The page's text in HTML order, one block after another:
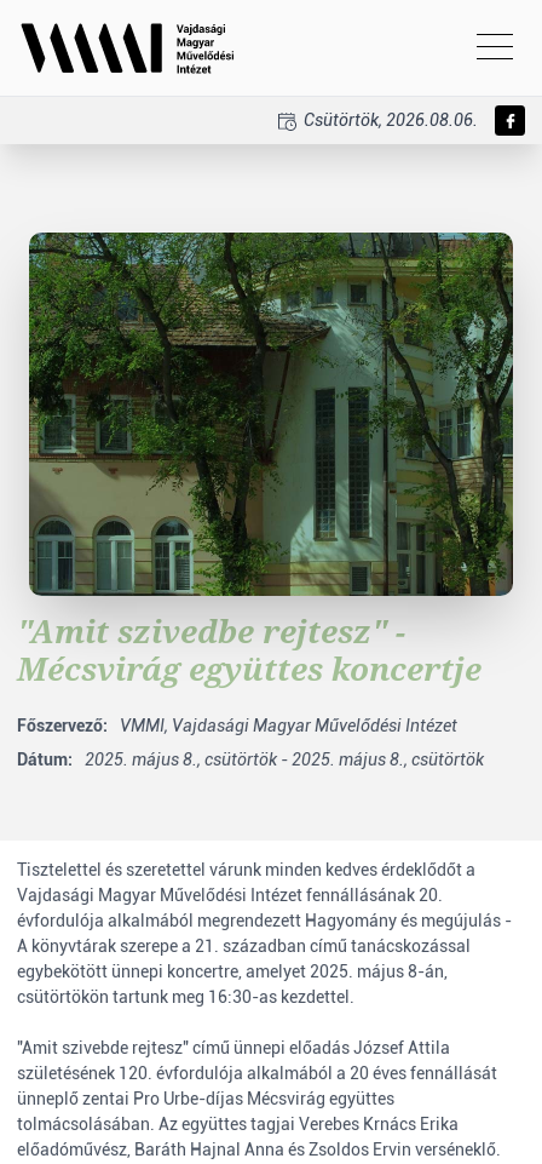
Csütörtök, 2026.08.06.
"Amit szivedbe rejtesz" -
Mécsvirág együttes koncertje
Főszervező: VMMI, Vajdasági Magyar Művelődési Intézet
Dátum:
2025. május 8., csütörtök - 2025. május 8., csütörtök
Tisztelettel és szeretettel várunk minden kedves érdeklődőt a
Vajdasági Magyar Művelődési Intézet fennállásának 20.
évfordulója alkalmából megrendezett Hagyomány és megújulás -
A könyvtárak szerepe a 21. században című tanácskozással
egybekötött ünnepi koncertre, amelyet 2025. május 8-án,
csütörtökön tartunk meg 16:30-as kezdettel.
"Amit szivebde rejtesz" című ünnepi előadás József Attila
születésének 120. évfordulója alkalmából a 20 éves fennállását
ünneplő zentai Pro Urbe-díjas Mécsvirág együttes
tolmácsolásában. Az együttes tagjai Verebes Krnács Erika
előadóművész, Baráth Hajnal Anna és Zsoldos Ervin verséneklő.